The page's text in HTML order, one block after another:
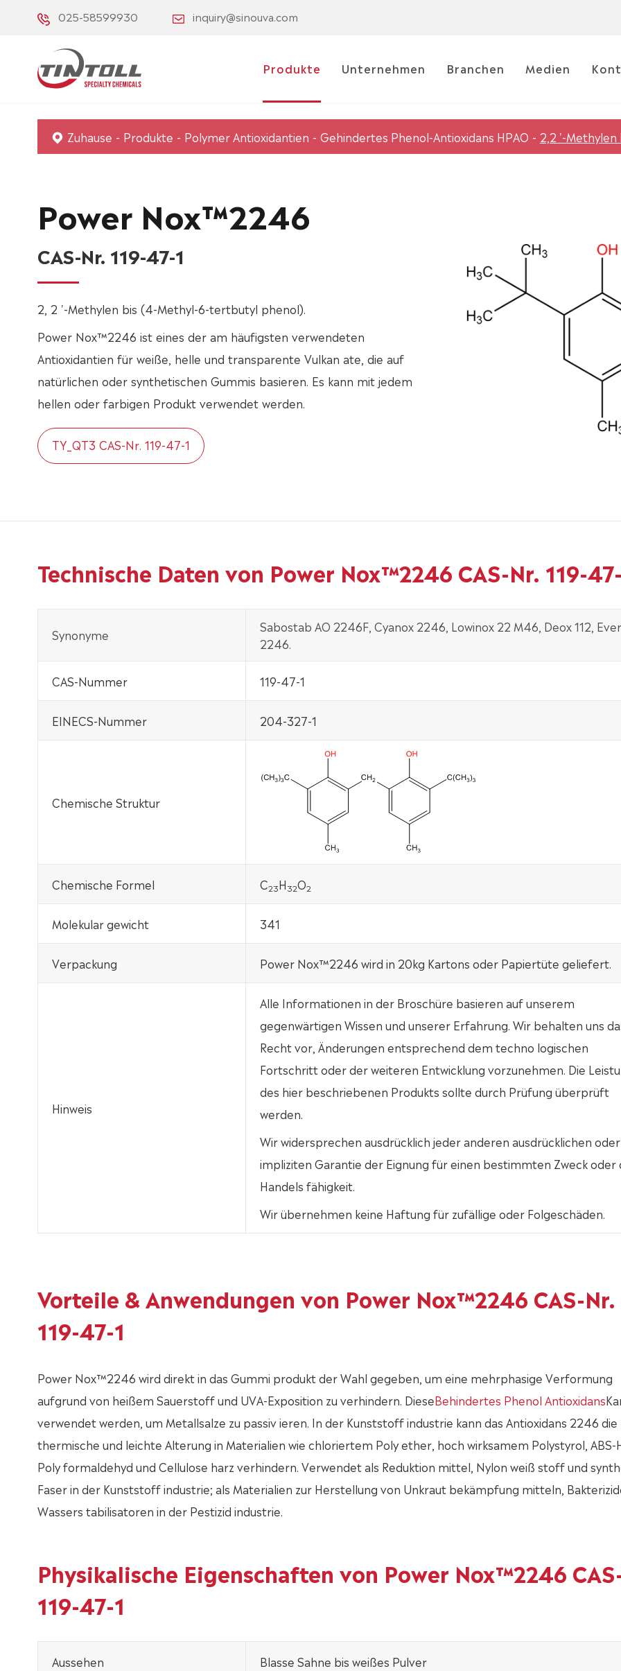
025-58599930 inquiry@sinouva.com
Produkte Unternehmen Branchen Medien
Zuhause Produkte Polymer Antioxidantien Gehindertes Phenol-Antioxidans HPAO 2,2 '-
Power Nox™2246
CAS-Nr. 119-47-1
2, 2 '-Methylen bis (4-Methyl-6-tertbutyl phenol).
Power Nox™2246 ist eines der am häufigsten verwendeten
Antioxidantien für weiße, helle und transparente Vulkan ate, die auf
natürlichen oder synthetischen Gummis basieren. Es kann mit jedem
hellen oder farbigen Produkt verwendet werden.
TY_QT3 CAS-Nr. 119-47-1
Technische Daten von Power Nox™2246 CAS-Nr. 119-
Synonyme
Sabostab AO 2246F, Cyanox 2246, Lowinox 22 M46, Deox 112,
2246.
CAS-Nummer 119-47-1
EINECS-Nummer 204-327-1
Chemische Struktur
Chemische Formel C23H32O2
Molekular gewicht 341
Verpackung Power Nox™2246 wird in 20kg Kartons oder Papiertüte geliefert.
Hinweis
Alle Informationen in der Broschüre basieren auf unserem
gegenwärtigen Wissen und unserer Erfahrung. Wir behalten uns
Recht vor, Änderungen entsprechend dem techno logischen
Fortschritt oder der weiteren Entwicklung vorzunehmen. Die
des hier beschriebenen Produkts sollte durch Prüfung überprüft
werden.
Wir widersprechen ausdrücklich jeder anderen ausdrücklichen oder
impliziten Garantie der Eignung für einen bestimmten Zweck oder
Handels fähigkeit.
Wir übernehmen keine Haftung für zufällige oder Folgeschäden.
Vorteile & Anwendungen von Power Nox™2246 CAS-Nr.
119-47-1
Power Nox™2246 wird direkt in das Gummi produkt der Wahl gegeben, um eine mehrphasige Verformung
aufgrund von heißem Sauerstoff und UVA-Exposition zu verhindern. DieseBehindertes Phenol Antioxidans
verwendet werden, um Metallsalze zu passiv ieren. In der Kunststoff industrie kann das Antioxidans 2246 die
thermische und leichte Alterung in Materialien wie chloriertem Poly ether, hoch wirksamem Polystyrol, ABS-
Poly formaldehyd und Cellulose harz verhindern. Verwendet als Reduktion mittel, Nylon weiß stoff und
Faser in der Kunststoff industrie; als Materialien zur Herstellung von Unkraut bekämpfung mitteln,
Wassers tabilisatoren in der Pestizid industrie.
Physikalische Eigenschaften von Power Nox™2246
119-47-1
Aussehen Blasse Sahne bis weißes Pulver